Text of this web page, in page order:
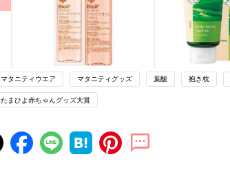
マタニティウエア マタニティグッズ 葉酸 抱き枕
たまひよ赤ちゃんグッズ大賞